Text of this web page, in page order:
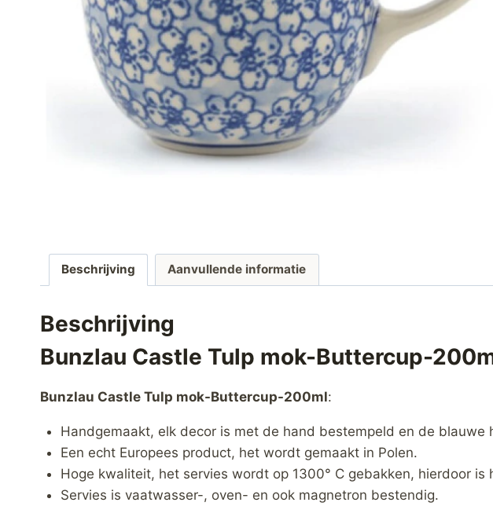
Beschrijving Aanvullende informatie
Beschrijving
Bunzlau Castle Tulp mok-Buttercup-
Bunzlau Castle Tulp mok-Buttercup-200ml:
Handgemaakt, elk decor is met de hand bestempeld en de
Een echt Europees product, het wordt gemaakt in Polen.
Hoge kwaliteit, het servies wordt op 1300° C gebakken, hierdoor
Servies is vaatwasser-, oven- en ook magnetron bestendig.